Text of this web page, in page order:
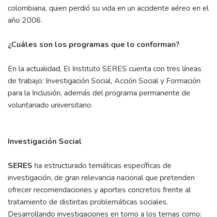
colombiana, quien perdió su vida en un accidente aéreo en el
año 2006.
¿Cuáles son los programas que lo conforman?
En la actualidad, El Instituto SERES cuenta con tres líneas
de trabajo: Investigación Social, Acción Social y Formación
para la Inclusión, además del programa permanente de
voluntariado universitario.
Investigación Social
SERES ha estructurado temáticas específicas de
investigación, de gran relevancia nacional que pretenden
ofrecer recomendaciones y aportes concretos frente al
tratamiento de distintas problemáticas sociales.
Desarrollando investigaciones en torno a los temas como: